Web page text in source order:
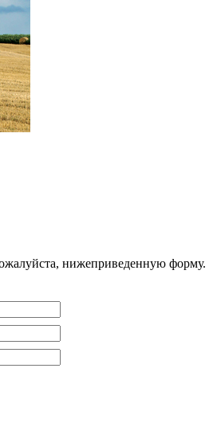
нижеприведенную форму.